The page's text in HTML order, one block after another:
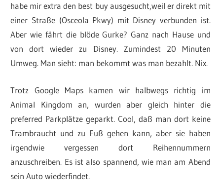
habe mir extra den best buy ausgesucht,weil er direkt mit
einer Straße (Osceola Pkwy) mit Disney verbunden ist.
Aber wie fährt die blöde Gurke? Ganz nach Hause und
von dort wieder zu Disney. Zumindest 20 Minuten
Umweg. Man sieht: man bekommt was man bezahlt. Nix.
Trotz Google Maps kamen wir halbwegs richtig im
Animal Kingdom an, wurden aber gleich hinter die
preferred Parkplätze geparkt. Cool, daß man dort keine
Trambraucht und zu Fuß gehen kann, aber sie haben
irgendwie vergessen dort Reihennummern
anzuschreiben. Es ist also spannend, wie man am Abend
sein Auto wiederfindet.